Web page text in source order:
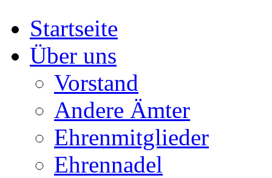
Startseite
Über uns
Vorstand
Andere Ämter
Ehrenmitglieder
Ehrennadel